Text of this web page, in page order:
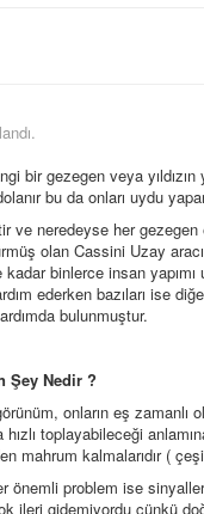
bir gezegen veya
bu da onları uydu
ve neredeyse her
olan Cassini Uzay
binlerce insan
ederken bazıları ise
bulunmuştur.
Şey Nedir ?
onların eş
toplayabileceği
mahrum kalmalarıdır (
önemli problem ise
ileri gidemiyordu çünkü